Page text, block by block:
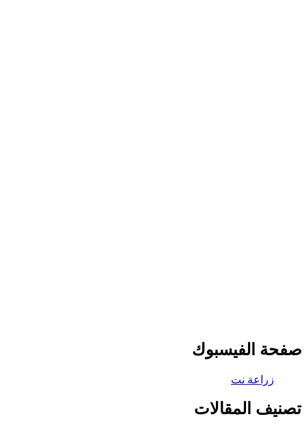
صفحة الفيسبوك
تصنيف المقالات